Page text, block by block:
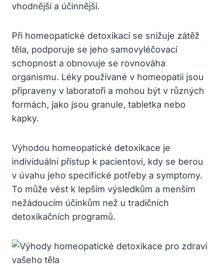
vhodnější​ a účinnější.
Při homeopatické detoxikaci se snižuje zátěž
těla, podporuje se jeho samovyléčovací
schopnost a obnovuje se rovnováha
organismu. Léky používané v homeopatii jsou
‌připraveny v laboratoři a mohou ⁢být v různých
formách, jako jsou ⁣granule, tabletka nebo
kapky.
Výhodou homeopatické detoxikace je‍
individuální přístup k‍ pacientovi, ⁣kdy se berou
v úvahu jeho specifické‍ potřeby a symptomy.
To může vést ⁣k‍ lepším výsledkům ‍a menším
nežádoucím ⁢účinkům než u tradičních⁣
detoxikačních programů.